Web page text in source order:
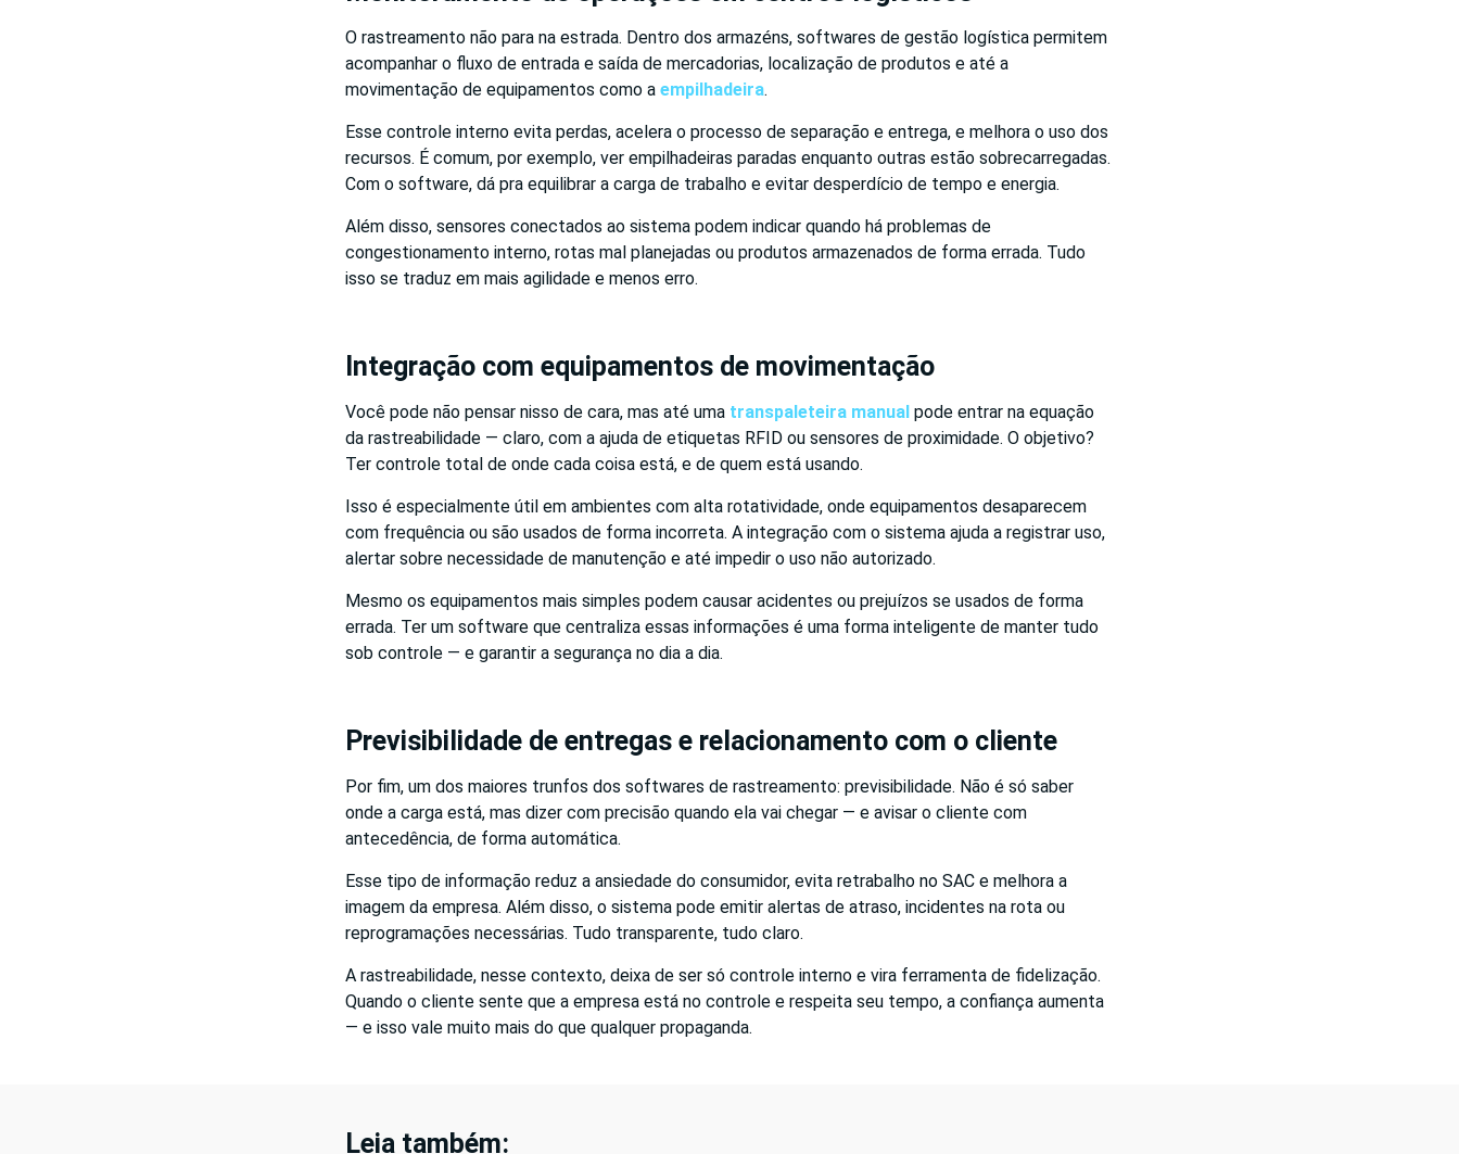
O rastreamento não para na estrada. Dentro dos armazéns, softwares de gestão logística permitem
acompanhar o fluxo de entrada e saída de mercadorias, localização de produtos e até a
movimentação de equipamentos como a empilhadeira.
Esse controle interno evita perdas, acelera o processo de separação e entrega, e melhora o uso dos
recursos. É comum, por exemplo, ver empilhadeiras paradas enquanto outras estão sobrecarregadas.
Com o software, dá pra equilibrar a carga de trabalho e evitar desperdício de tempo e energia.
Além disso, sensores conectados ao sistema podem indicar quando há problemas de
congestionamento interno, rotas mal planejadas ou produtos armazenados de forma errada. Tudo
isso se traduz em mais agilidade e menos erro.
Integração com equipamentos de movimentação
Você pode não pensar nisso de cara, mas até uma transpaleteira manual pode entrar na equação
da rastreabilidade — claro, com a ajuda de etiquetas RFID ou sensores de proximidade. O objetivo?
Ter controle total de onde cada coisa está, e de quem está usando.
Isso é especialmente útil em ambientes com alta rotatividade, onde equipamentos desaparecem
com frequência ou são usados de forma incorreta. A integração com o sistema ajuda a registrar uso,
alertar sobre necessidade de manutenção e até impedir o uso não autorizado.
Mesmo os equipamentos mais simples podem causar acidentes ou prejuízos se usados de forma
errada. Ter um software que centraliza essas informações é uma forma inteligente de manter tudo
sob controle — e garantir a segurança no dia a dia.
Previsibilidade de entregas e relacionamento com o cliente
Por fim, um dos maiores trunfos dos softwares de rastreamento: previsibilidade. Não é só saber
onde a carga está, mas dizer com precisão quando ela vai chegar — e avisar o cliente com
antecedência, de forma automática.
Esse tipo de informação reduz a ansiedade do consumidor, evita retrabalho no SAC e melhora a
imagem da empresa. Além disso, o sistema pode emitir alertas de atraso, incidentes na rota ou
reprogramações necessárias. Tudo transparente, tudo claro.
A rastreabilidade, nesse contexto, deixa de ser só controle interno e vira ferramenta de fidelização.
Quando o cliente sente que a empresa está no controle e respeita seu tempo, a confiança aumenta
— e isso vale muito mais do que qualquer propaganda.
Leia também: